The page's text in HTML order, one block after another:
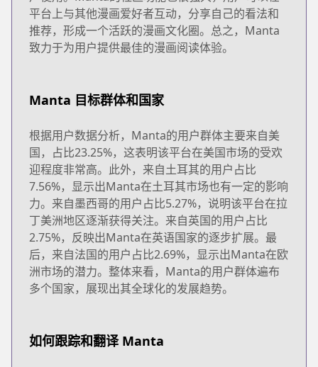
平台上与其他漫画爱好者互动，分享自己的看法和
推荐，形成一个活跃的漫画文化圈。总之，Manta
致力于为用户提供最佳的漫画阅读体验。
Manta 目标群体和国家
根据用户数据分析，Manta的用户群体主要来自美
国，占比23.25%，这表明该平台在美国市场的受欢
迎程度非常高。此外，来自土耳其的用户占比
7.56%，显示出Manta在土耳其市场也有一定的影响
力。来自墨西哥的用户占比5.27%，说明该平台在拉
丁美洲地区逐渐获得关注。来自英国的用户占比
2.75%，反映出Manta在英语国家的逐步扩展。最
后，来自法国的用户占比2.69%，显示出Manta在欧
洲市场的潜力。整体来看，Manta的用户群体遍布
多个国家，展现出其全球化的发展趋势。
如何跟踪和翻译 Manta